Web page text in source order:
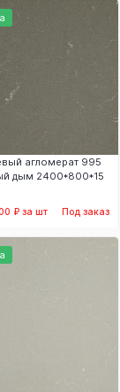
Заказать
агломерат 995
дым 2400*800*15
₽ за шт Под заказ
Заказать